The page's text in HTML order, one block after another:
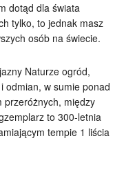
dotąd dla świata
tylko, to jednak masz
osób na świecie.
Naturze ogród,
odmian, w sumie ponad
przeróżnych, między
to 300-letnia
tempie 1 liścia